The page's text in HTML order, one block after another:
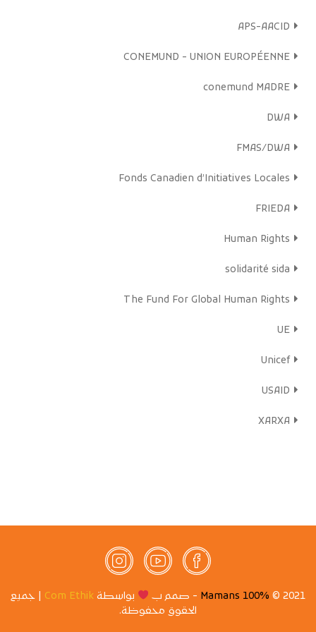
APS-AACID
CONEMUND - UNION EUROPÉENNE
conemund MADRE
DWA
FMAS/DWA
Fonds Canadien d’Initiatives Locales
FRIEDA
Human Rights
solidarité sida
The Fund For Global Human Rights
UE
Unicef
USAID
XARXA
2021 ©
100% Mamans - صمم ب بواسطة Com Ethik | جميع
الحقوق محفوظة.